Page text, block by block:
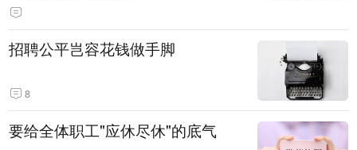
招聘公平岂容花钱做手脚
8
要给全体职工"应休尽休"的底气